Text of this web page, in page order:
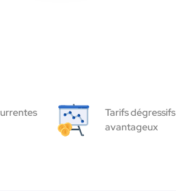
Tarifs dégressifs
avantageux